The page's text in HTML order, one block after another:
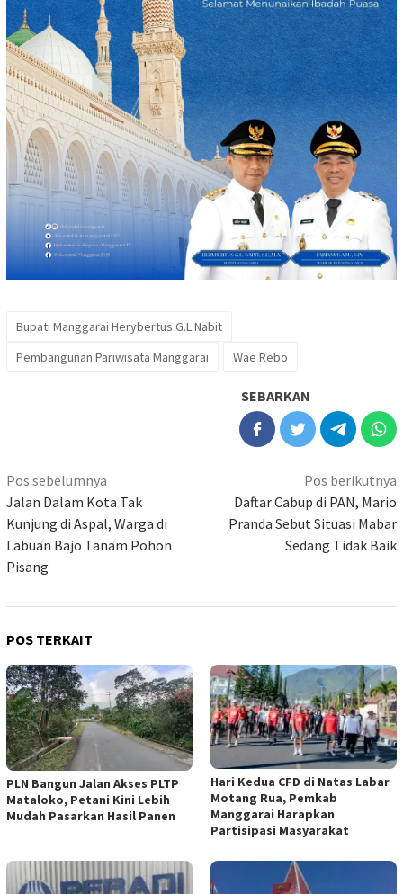
Bupati Manggarai Herybertus G.L.Nabit
Pembangunan Pariwisata Manggarai
Wae Rebo
SEBARKAN
Navigasi
pos
Pos sebelumnya
Jalan Dalam Kota Tak
Kunjung di Aspal, Warga di
Labuan Bajo Tanam Pohon
Pisang
Pos berikutnya
Daftar Cabup di PAN, Mario
Pranda Sebut Situasi Mabar
Sedang Tidak Baik
POS TERKAIT
PLN Bangun Jalan Akses PLTP
Mataloko, Petani Kini Lebih
Mudah Pasarkan Hasil Panen
Hari Kedua CFD di Natas Labar
Motang Rua, Pemkab
Manggarai Harapkan
Partisipasi Masyarakat